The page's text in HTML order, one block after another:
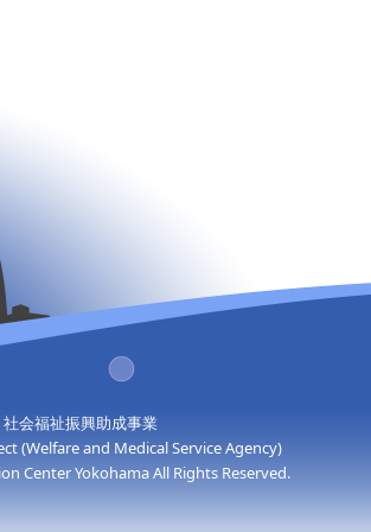
会福祉振興助成事業
(Welfare and Medical Service Agency)
Center Yokohama All Rights Reserved.